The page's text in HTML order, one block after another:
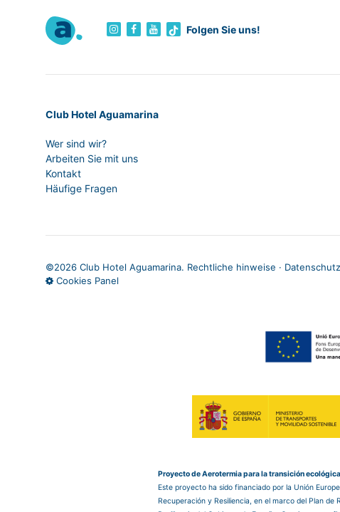
Folgen Sie uns!
Club Hotel Aguamarina
Wer sind wir?
Arbeiten Sie mit uns
Kontakt
Häufige Fragen
©2026 Club Hotel Aguamarina. Rechtliche hinweise ·
Cookies Panel
Proyecto de Aerotermia para la transición ecológica
Este proyecto ha sido financiado por la Unión
Recuperación y Resiliencia, en el marco del Plan de